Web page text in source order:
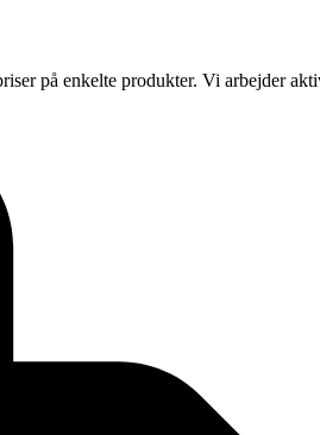
på enkelte produkter. Vi arbejder